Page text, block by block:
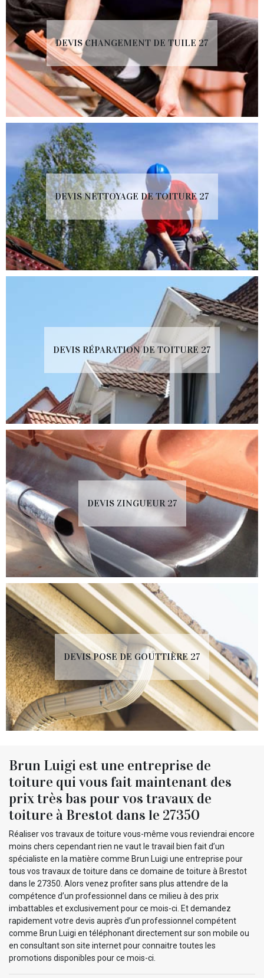
DEVIS CHANGEMENT DE TUILE 27
DEVIS NETTOYAGE DE TOITURE 27
DEVIS RÉPARATION DE TOITURE 27
DEVIS ZINGUEUR 27
DEVIS POSE DE GOUTTIÈRE 27
Brun Luigi est une entreprise de
toiture qui vous fait maintenant des
prix très bas pour vos travaux de
toiture à Brestot dans le 27350
Réaliser vos travaux de toiture vous-même vous reviendrai encore
moins chers cependant rien ne vaut le travail bien fait d’un
spécialiste en la matière comme Brun Luigi une entreprise pour
tous vos travaux de toiture dans ce domaine de toiture à Brestot
dans le 27350. Alors venez profiter sans plus attendre de la
compétence d’un professionnel dans ce milieu à des prix
imbattables et exclusivement pour ce mois-ci. Et demandez
rapidement votre devis auprès d’un professionnel compétent
comme Brun Luigi en téléphonant directement sur son mobile ou
en consultant son site internet pour connaitre toutes les
promotions disponibles pour ce mois-ci.